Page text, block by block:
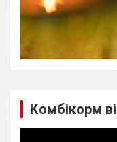
Комбікорм